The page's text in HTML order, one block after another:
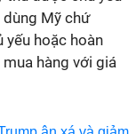
Mỹ chứ
yếu hoặc hoàn
hàng với giá